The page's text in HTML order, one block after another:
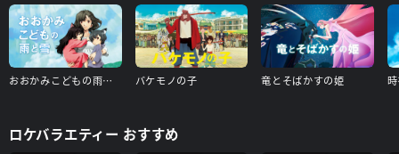
おおかみこどもの雨と雪 バケモノの子 竜とそばかすの姫
ロケバラエティー おすすめ